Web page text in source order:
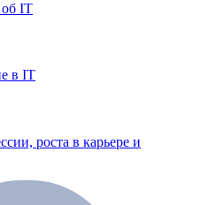
IT
в IT
роста в карьере и